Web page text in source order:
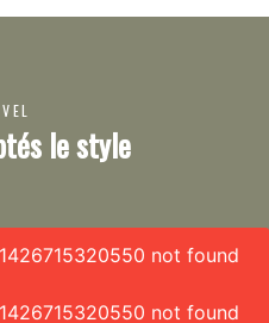
le style
not found
not found